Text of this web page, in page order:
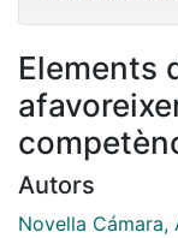
Elements
Autors
Novella Cámara,